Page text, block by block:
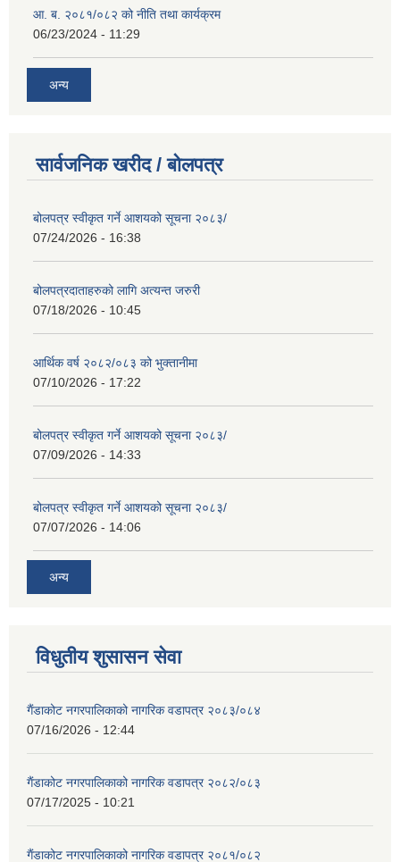
आ. ब. २०८१/०८२ को नीति तथा कार्यक्रम
06/23/2024 - 11:29
अन्य
सार्वजनिक खरीद / बोलपत्र
बोलपत्र स्वीकृत गर्ने आशयको सूचना २०८३/
07/24/2026 - 16:38
बोलपत्रदाताहरुको लागि अत्यन्त जरुरी
07/18/2026 - 10:45
आर्थिक वर्ष २०८२/०८३ को भुक्तानीमा
07/10/2026 - 17:22
बोलपत्र स्वीकृत गर्ने आशयको सूचना २०८३/
07/09/2026 - 14:33
बोलपत्र स्वीकृत गर्ने आशयको सूचना २०८३/
07/07/2026 - 14:06
अन्य
विधुतीय शुसासन सेवा
गैंडाकोट नगरपालिकाको नागरिक वडापत्र २०८३/०८४
07/16/2026 - 12:44
गैंडाकोट नगरपालिकाको नागरिक वडापत्र २०८२/०८३
07/17/2025 - 10:21
गैंडाकोट नगरपालिकाको नागरिक वडापत्र २०८१/०८२